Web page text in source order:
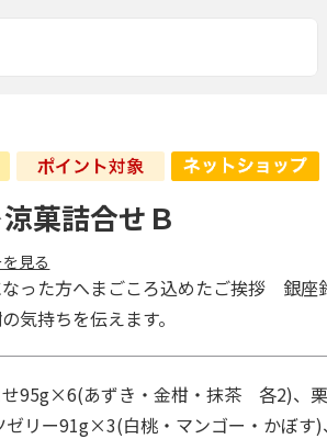
菓詰合せＢ
見る
った方へまごころ込めたご挨拶 銀座
気持ちを伝えます。
95g×6(あずき・金柑・抹茶 各2)、
リー91g×3(白桃・マンゴー・かぼす)